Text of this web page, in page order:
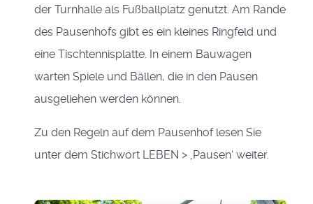
der Turnhalle als Fußballplatz genutzt. Am Rande
des Pausenhofs gibt es ein kleines Ringfeld und
eine Tischtennisplatte. In einem Bauwagen
warten Spiele und Bällen, die in den Pausen
ausgeliehen werden können.
Zu den Regeln auf dem Pausenhof lesen Sie
unter dem Stichwort LEBEN > ‚Pausen‘ weiter.